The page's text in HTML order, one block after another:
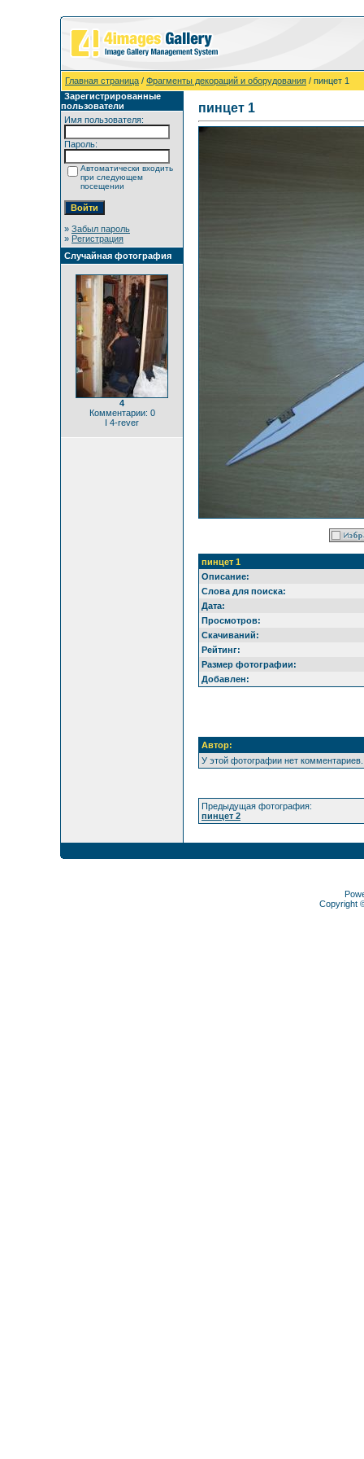
Главная страница / Фрагменты декораций и оборудования / пинцет 1
Зарегистрированные
пользователи
Имя пользователя:
Пароль:
Автоматически входить
при следующем
посещении
» Забыл пароль
» Регистрация
Случайная фотография
4
Комментарии: 0
I 4-rever
пинцет 1
пинцет 1
Описание:
Слова для поиска:
Дата:
Просмотров:
Скачиваний:
Рейтинг:
Размер фотографии:
Добавлен:
Автор:
У этой фотографии нет комментариев.
Предыдущая фотография:
пинцет 2
Copyright